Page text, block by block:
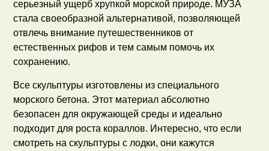
серьезный ущерб хрупкой морской природе. МУЗА
стала своеобразной альтернативой, позволяющей
отвлечь внимание путешественников от
естественных рифов и тем самым помочь их
сохранению.
Все скульптуры изготовлены из специального
морского бетона. Этот материал абсолютно
безопасен для окружающей среды и идеально
подходит для роста кораллов. Интересно, что если
смотреть на скульптуры с лодки, они кажутся